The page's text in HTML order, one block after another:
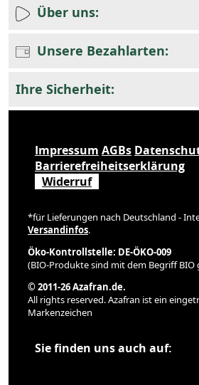
Über uns:
Unsere Bezahlarten:
Ihre Sicherheit:
Impressum AGBs
Barrierefreiheitserklärung
Widerruf
*für Lieferungen nach Deutschland -
Versandinfos.
Öko-Kontrollstelle: DE-ÖKO-009
(BIO-Produkte sind mit dem Begriff BIO
© 2011-26 Azafran.de.
All rights reserved. Azafran ist ein
Markenzeichen
Sie finden uns auch auf: